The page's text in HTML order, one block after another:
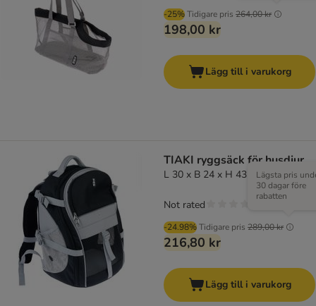
-25%Tidigare pris 264,00 kr
198,00 kr
Lägg till i varukorg
TIAKI ryggsäck för husdjur
L 30 x B 24 x H 43 cm
-24.98%Tidigare pris 289,00 kr
Lägsta pris
30 dagar före
rabatten
216,80 kr
Not rated
Lägg till i varukorg